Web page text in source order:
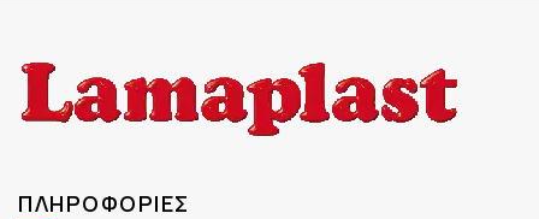
ΠΛΗΡΟΦΟΡΊΕΣ